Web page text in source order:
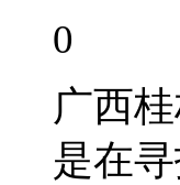
0
广西
是在